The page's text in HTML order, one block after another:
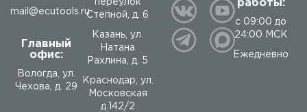
mail@ecutools.ru
Главный
офис:
Вологда, ул.
Чехова, д. 29
переулок
Степной, д. 6
Казань, ул.
Натана
Рахлина, д. 5
Краснодар, ул.
Московская
д.142/2
работы:
с 09:00 до
24:00 МСК
Ежедневно